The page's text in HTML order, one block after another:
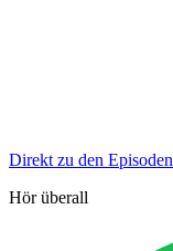
Direkt zu den Episoden
Hör überall